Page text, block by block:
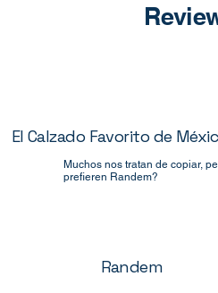
El Calzado Favorito de
Muchos nos tratan de copiar,
prefieren Randem?
Randem